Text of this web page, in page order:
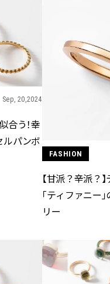
Sep, 20,2024
合う！幸
ルパンボ
FASHION
【甘派？辛派？
「ティファニー
リー
【ヘアアクセ6選】手抜きに見え
ない！アラサーのまとめ髪が垢
抜ける「即戦力アクセ」たち |
CLASSY.[クラッシィ]
BEAUTY
ボ」を。新【SOFINA BASIC＋】
のお手入れでうるおってなめら
かな肌を目指す | CLASSY.[クラッ
Aug, 7, 2026
【UV下地】酷暑に頼れる！
2,000円台〜3,000円台の名品3選
｜30代美容ライターが正直レビ
Aug, 7, 2026
冷房・紫外線etc...「夏の隠れ乾